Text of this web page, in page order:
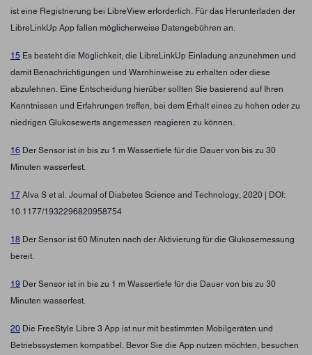
ist eine Registrierung bei LibreView erforderlich. Für das Herunterladen der
LibreLinkUp App fallen möglicherweise Datengebühren an.
15 Es besteht die Möglichkeit, die LibreLinkUp Einladung anzunehmen und
damit Benachrichtigungen und Warnhinweise zu erhalten oder diese
abzulehnen. Eine Entscheidung hierüber sollten Sie basierend auf Ihren
Kenntnissen und Erfahrungen treffen, bei dem Erhalt eines zu hohen oder zu
niedrigen Glukosewerts angemessen reagieren zu können.
16 Der Sensor ist in bis zu 1 m Wassertiefe für die Dauer von bis zu 30
Minuten wasserfest.
17 Alva S et al. Journal of Diabetes Science and Technology, 2020 | DOI:
10.1177/1932296820958754
18 Der Sensor ist 60 Minuten nach der Aktivierung für die Glukosemessung
bereit.
19 Der Sensor ist in bis zu 1 m Wassertiefe für die Dauer von bis zu 30
Minuten wasserfest.
20 Die FreeStyle Libre 3 App ist nur mit bestimmten Mobilgeräten und
Betriebssystemen kompatibel. Bevor Sie die App nutzen möchten, besuchen